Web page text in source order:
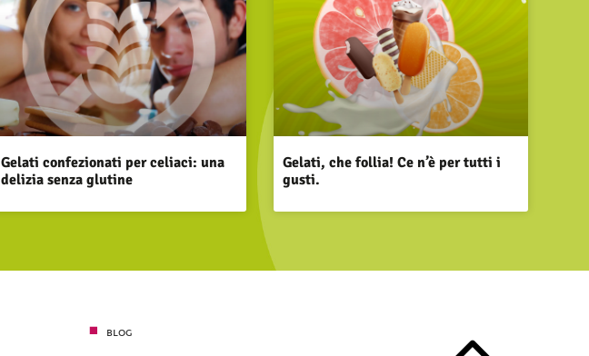
Gelati confezionati per celiaci: una
delizia senza glutine
Gelati, che follia! Ce n’è per tutti i
gusti.
BLOG